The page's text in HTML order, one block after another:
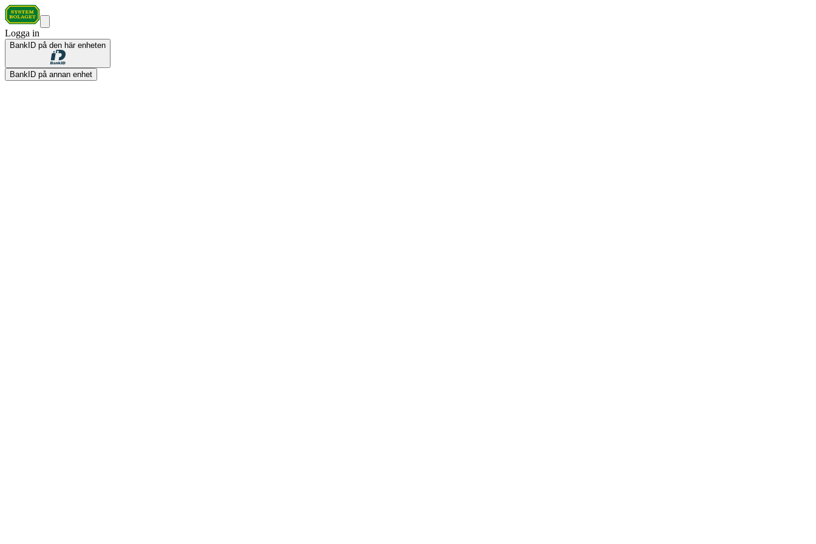
Logga in
BankID på den här enheten
BankID på annan enhet